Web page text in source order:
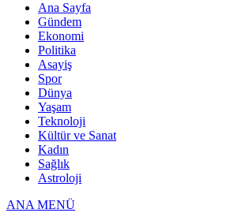
Ana Sayfa
Gündem
Ekonomi
Politika
Asayiş
Spor
Dünya
Yaşam
Teknoloji
Kültür ve Sanat
Kadın
Sağlık
Astroloji
ANA MENÜ